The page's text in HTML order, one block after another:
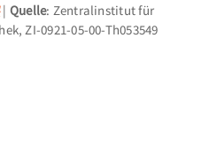
Quelle: Zentralinstitut für
ZI-0921-05-00-Th053549